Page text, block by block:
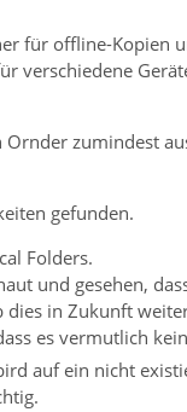
für offline-Kopien
verschiedene
Ornder zumindest
gefunden.
Folders.
und gesehen,
in Zukunft
es vermutlich
auf ein nicht